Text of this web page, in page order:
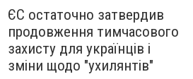
ЄС остаточно затвердив
продовження тимчасового
захисту для українців і
зміни щодо "ухилянтів"